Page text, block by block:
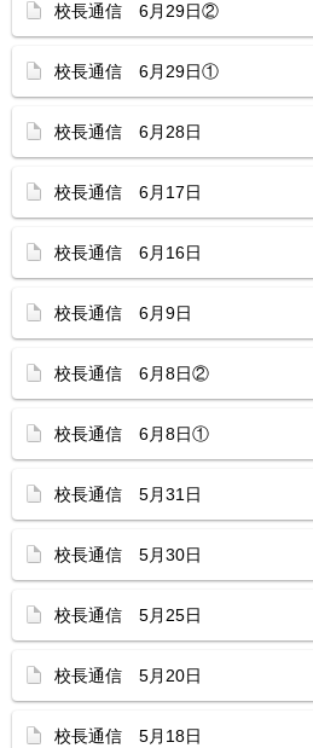
校長通信 6月29日②
校長通信 6月29日①
校長通信 6月28日
校長通信 6月17日
校長通信 6月16日
校長通信 6月9日
校長通信 6月8日②
校長通信 6月8日①
校長通信 5月31日
校長通信 5月30日
校長通信 5月25日
校長通信 5月20日
校長通信 5月18日